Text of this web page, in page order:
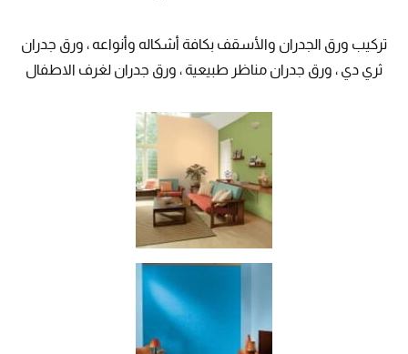
تركيب ورق الجدران والأسقف بكافة أشكاله وأنواعه ، ورق جدران
ثري دي ، ورق جدران مناظر طبيعية ، ورق جدران لغرف الاطفال